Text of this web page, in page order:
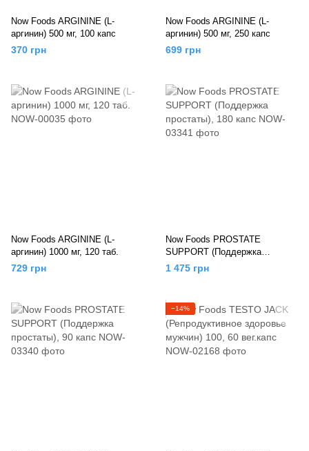
Now Foods ARGININE (L-
аргинин) 500 мг, 100 капс
370 грн
Now Foods ARGININE (L-
аргинин) 500 мг, 250 капс
699 грн
Now Foods ARGININE (L-
аргинин) 1000 мг, 120 таб.
729 грн
Now Foods PROSTATE
SUPPORT (Поддержка
простаты), 180 капс
1 475 грн
−14%